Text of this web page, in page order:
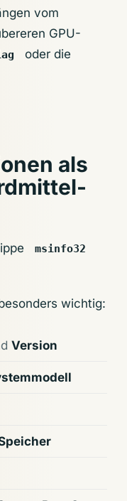
vom
GPU-
oder die
als
msinfo32
wichtig:
Version